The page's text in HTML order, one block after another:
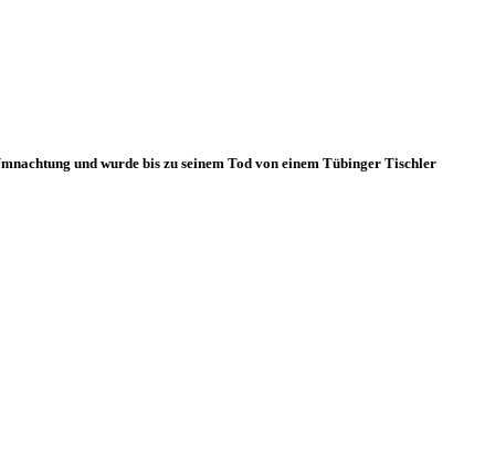
und wurde bis zu seinem Tod von einem Tübinger Tischler